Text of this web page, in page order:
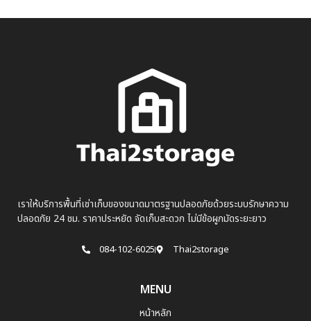
เราให้บริการพื้นที่เช่าเก็บของขนาดมาตรฐานปลอดภัยด้วยระบบรักษาความ
ปลอดภัย 24 ชม. ราคาประหยัด จัดเก็บสะดวก ไม่มีข้อผูกมัดระยะยาว
084-102-6025 Thai2storage
MENU
หน้าหลัก